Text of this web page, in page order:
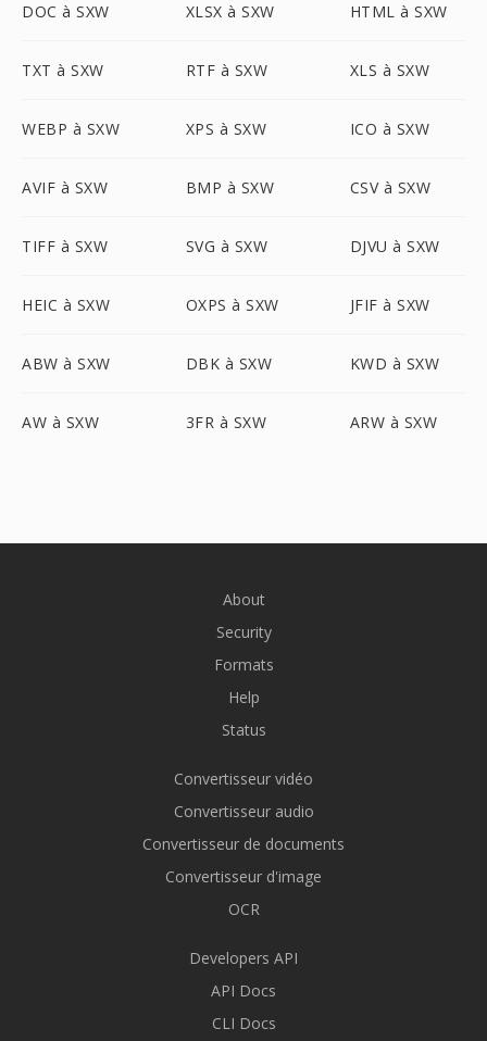
DOC à SXW XLSX à SXW HTML à SXW
TXT à SXW RTF à SXW XLS à SXW
WEBP à SXW XPS à SXW ICO à SXW
AVIF à SXW BMP à SXW CSV à SXW
TIFF à SXW SVG à SXW DJVU à SXW
HEIC à SXW OXPS à SXW JFIF à SXW
ABW à SXW DBK à SXW KWD à SXW
AW à SXW 3FR à SXW ARW à SXW
About
Security
Formats
Help
Status
Convertisseur vidéo
Convertisseur audio
Convertisseur de documents
Convertisseur d'image
OCR
Developers API
API Docs
CLI Docs